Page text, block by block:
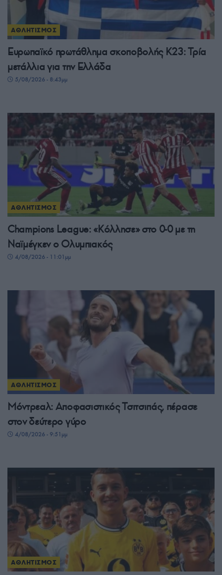
ΑΘΛΗΤΙΣΜΟΣ
Ευρωπαϊκό πρωτάθλημα σκοποβολής Κ23: Τρία
μετάλλια για την Ελλάδα
5/08/2026 - 8:43μμ
ΑΘΛΗΤΙΣΜΟΣ
Champions League: «Κόλλησε» στο 0-0 με τη
Ναϊμέγκεν ο Ολυμπιακός
4/08/2026 - 11:01μμ
ΑΘΛΗΤΙΣΜΟΣ
Μόντρεαλ: Αποφασιστικός Τσιτσιπάς, πέρασε
στον δεύτερο γύρο
4/08/2026 - 9:51μμ
ΑΘΛΗΤΙΣΜΟΣ